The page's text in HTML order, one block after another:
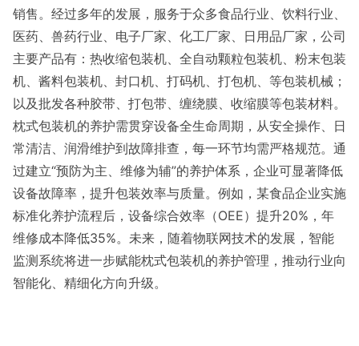
销售。经过多年的发展，服务于众多食品行业、饮料行业、
医药、兽药行业、电子厂家、化工厂家、日用品厂家，公司
主要产品有：热收缩包装机、全自动颗粒包装机、粉末包装
机、酱料包装机、封口机、打码机、打包机、等包装机械；
以及批发各种胶带、打包带、缠绕膜、收缩膜等包装材料。
枕式包装机的养护需贯穿设备全生命周期，从安全操作、日
常清洁、润滑维护到故障排查，每一环节均需严格规范。通
过建立“预防为主、维修为辅”的养护体系，企业可显著降低
设备故障率，提升包装效率与质量。例如，某食品企业实施
标准化养护流程后，设备综合效率（OEE）提升20%，年
维修成本降低35%。未来，随着物联网技术的发展，智能
监测系统将进一步赋能枕式包装机的养护管理，推动行业向
智能化、精细化方向升级。